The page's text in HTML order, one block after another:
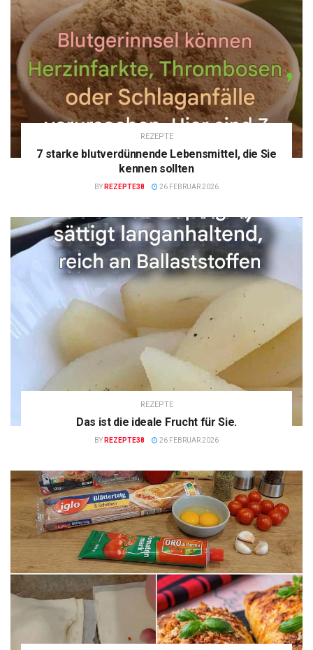
REZEPTE
7 starke blutverdünnende Lebensmittel, die Sie
kennen sollten
BY REZEPTE38 26 FEBRUAR 2026
REZEPTE
Das ist die ideale Frucht für Sie.
BY REZEPTE38 26 FEBRUAR 2026